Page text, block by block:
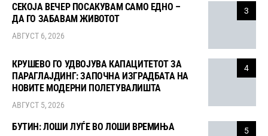
3
СЕКОЈА ВЕЧЕР ПОСАКУВАМ САМО ЕДНО –
ДА ГО ЗАБАВАМ ЖИВОТОТ
АВГУСТ 6, 2026
4
КРУШЕВО ГО УДВОЈУВА КАПАЦИТЕТОТ ЗА
ПАРАГЛАЈДИНГ: ЗАПОЧНА ИЗГРАДБАТА НА
НОВИТЕ МОДЕРНИ ПОЛЕТУВАЛИШТА
АВГУСТ 5, 2026
5
БУТИН: ЛОШИ ЛУЃЕ ВО ЛОШИ ВРЕМИЊА